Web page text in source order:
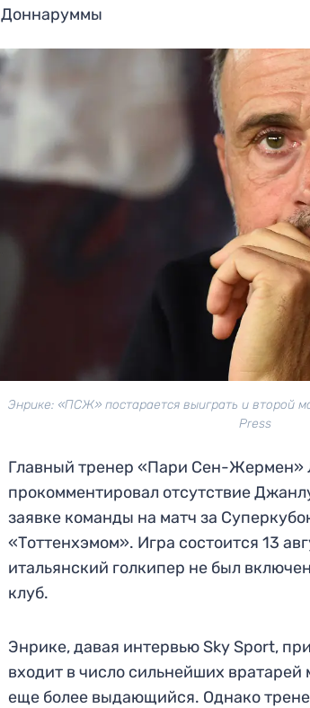
Доннаруммы
Энрике: «ПСЖ» постарается выиграть и второй
Press
Главный тренер «Пари Сен-Жермен»
прокомментировал отсутствие
заявке команды на матч за
«Тоттенхэмом». Игра состоится 13
итальянский голкипер не был
клуб.
Энрике, давая интервью Sky Sport,
входит в число сильнейших вратарей
еще более выдающийся. Однако